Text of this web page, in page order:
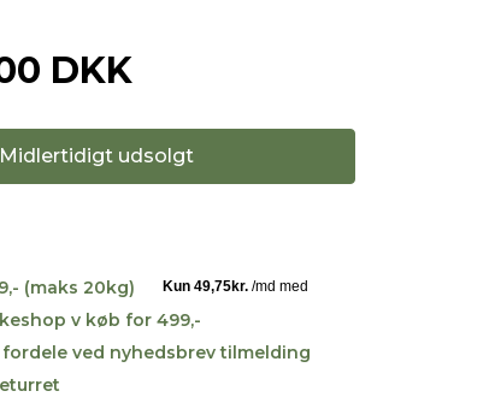
DKK
Midlertidigt udsolgt
(maks 20kg)
v køb for 499,-
ved nyhedsbrev tilmelding